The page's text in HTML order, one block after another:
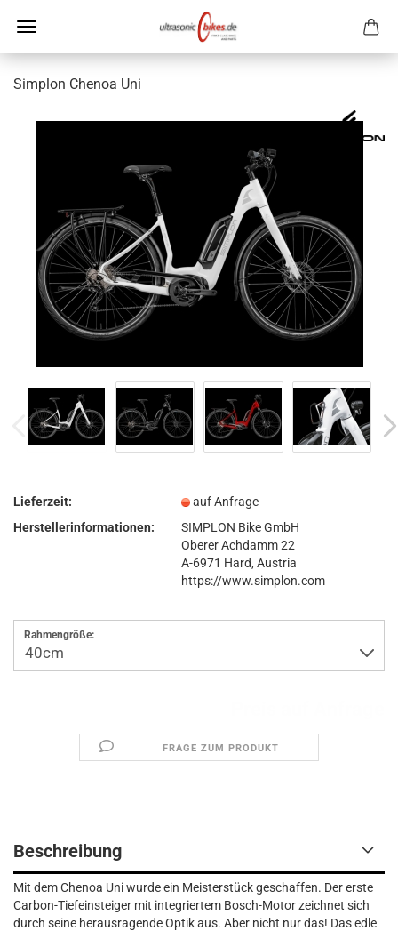
Simplon Chenoa Uni
Lieferzeit:
auf Anfrage
Herstellerinformationen:
SIMPLON Bike GmbH
Oberer Achdamm 22
A-6971 Hard, Austria
https://www.simplon.com
Rahmengröße:
FRAGE ZUM PRODUKT
Beschreibung
Mit dem Chenoa Uni wurde ein Meisterstück geschaffen. Der erste
Carbon-Tiefeinsteiger mit integriertem Bosch-Motor zeichnet sich
durch seine herausragende Optik aus. Aber nicht nur das! Das edle